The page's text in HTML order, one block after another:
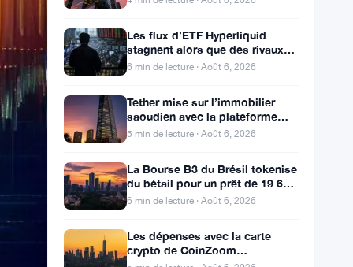
Strategy Vend 1 638 Bitcoins
Actionnaires Privilégiés
4 min de lecture · Août 6, 2026
Les flux d’ETF Hyperliquid
réglementés ciblent le pool de
trading DeFi de 2 à 3
6 min de lecture · Août 6, 2026